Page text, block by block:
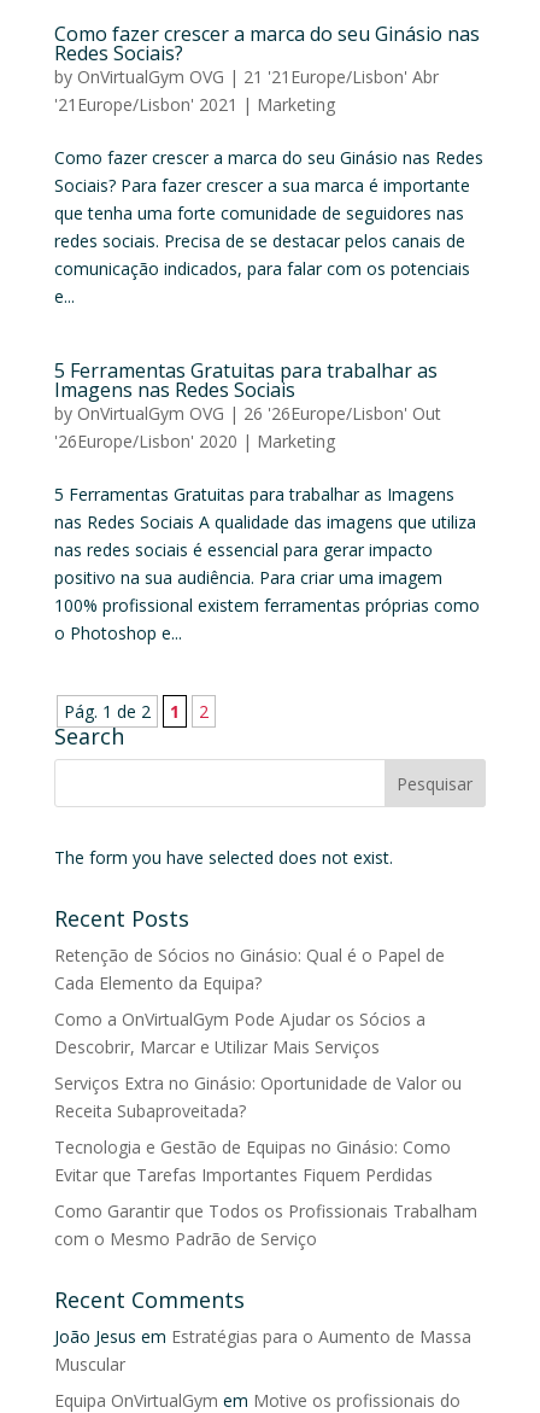
Como fazer crescer a marca do seu Ginásio nas
Redes Sociais?
by OnVirtualGym OVG | 21 '21Europe/Lisbon' Abr
'21Europe/Lisbon' 2021 | Marketing
Como fazer crescer a marca do seu Ginásio nas Redes
Sociais? Para fazer crescer a sua marca é importante
que tenha uma forte comunidade de seguidores nas
redes sociais. Precisa de se destacar pelos canais de
comunicação indicados, para falar com os potenciais
e...
5 Ferramentas Gratuitas para trabalhar as
Imagens nas Redes Sociais
by OnVirtualGym OVG | 26 '26Europe/Lisbon' Out
'26Europe/Lisbon' 2020 | Marketing
5 Ferramentas Gratuitas para trabalhar as Imagens
nas Redes Sociais A qualidade das imagens que utiliza
nas redes sociais é essencial para gerar impacto
positivo na sua audiência. Para criar uma imagem
100% profissional existem ferramentas próprias como
o Photoshop e...
Pág. 1 de 2 1 2
Search
The form you have selected does not exist.
Recent Posts
Retenção de Sócios no Ginásio: Qual é o Papel de
Cada Elemento da Equipa?
Como a OnVirtualGym Pode Ajudar os Sócios a
Descobrir, Marcar e Utilizar Mais Serviços
Serviços Extra no Ginásio: Oportunidade de Valor ou
Receita Subaproveitada?
Tecnologia e Gestão de Equipas no Ginásio: Como
Evitar que Tarefas Importantes Fiquem Perdidas
Como Garantir que Todos os Profissionais Trabalham
com o Mesmo Padrão de Serviço
Recent Comments
João Jesus em Estratégias para o Aumento de Massa
Muscular
Equipa OnVirtualGym em Motive os profissionais do